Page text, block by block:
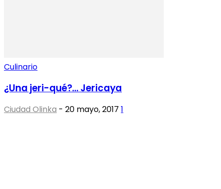
Culinario
¿Una jeri-qué?… Jericaya
Ciudad Olinka - 20 mayo, 2017 1